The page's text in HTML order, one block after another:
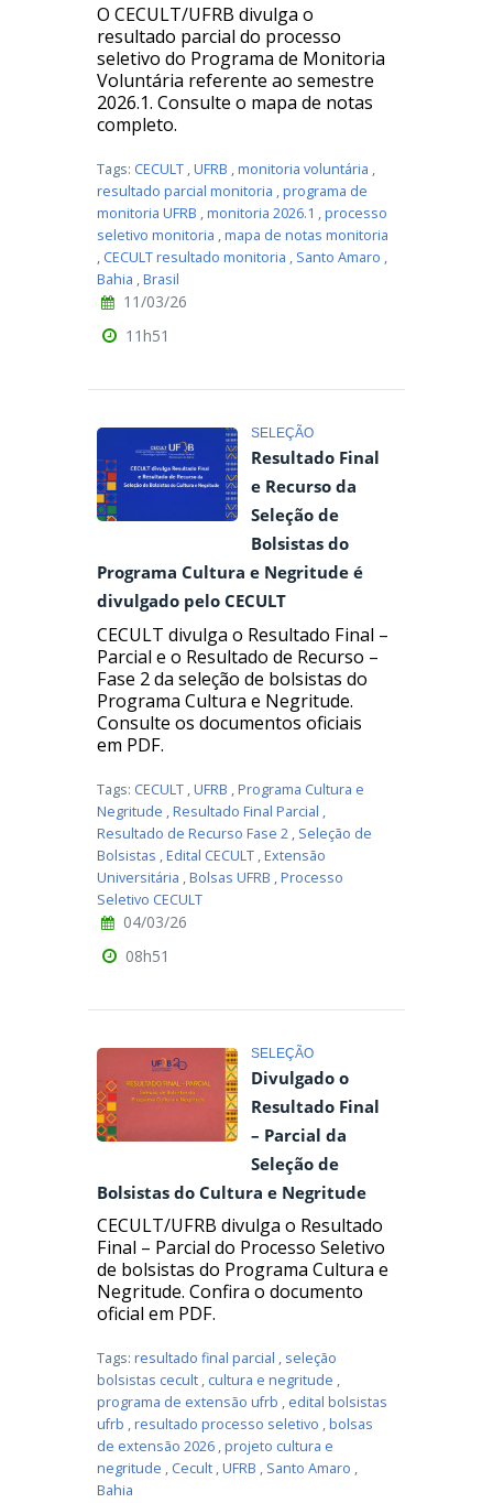
O CECULT/UFRB divulga o
resultado parcial do processo
seletivo do Programa de Monitoria
Voluntária referente ao semestre
2026.1. Consulte o mapa de notas
completo.
Tags: CECULT ,UFRB ,monitoria voluntária ,
resultado parcial monitoria ,programa de
monitoria UFRB ,monitoria 2026.1 ,processo
seletivo monitoria ,mapa de notas monitoria
, CECULT resultado monitoria , Santo Amaro ,
Bahia ,Brasil
11/03/26
11h51
SELEÇÃO
Resultado Final
e Recurso da
Seleção de
Bolsistas do
Programa Cultura e Negritude é
divulgado pelo CECULT
CECULT divulga o Resultado Final –
Parcial e o Resultado de Recurso –
Fase 2 da seleção de bolsistas do
Programa Cultura e Negritude.
Consulte os documentos oficiais
em PDF.
Tags: CECULT ,UFRB ,Programa Cultura e
Negritude ,Resultado Final Parcial ,
Resultado de Recurso Fase 2 , Seleção de
Bolsistas ,Edital CECULT ,Extensão
Universitária ,Bolsas UFRB ,Processo
Seletivo CECULT
04/03/26
08h51
SELEÇÃO
Divulgado o
Resultado Final
– Parcial da
Seleção de
Bolsistas do Cultura e Negritude
CECULT/UFRB divulga o Resultado
Final – Parcial do Processo Seletivo
de bolsistas do Programa Cultura e
Negritude. Confira o documento
oficial em PDF.
Tags: resultado final parcial , seleção
bolsistas cecult , cultura e negritude ,
programa de extensão ufrb , edital bolsistas
ufrb ,resultado processo seletivo ,bolsas
de extensão 2026 ,projeto cultura e
negritude , Cecult ,UFRB , Santo Amaro ,
Bahia